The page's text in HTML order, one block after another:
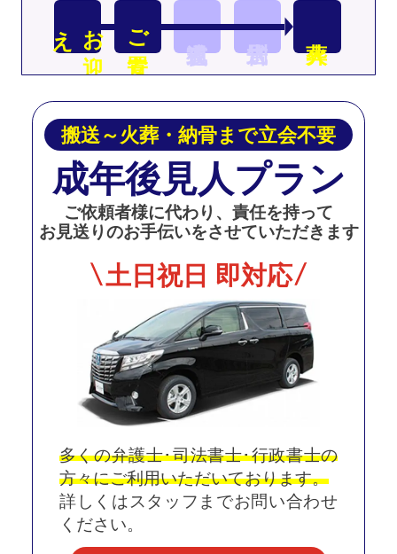
お
迎
え ご安置
搬送～火葬・納骨まで立会不要
成年後見人プラン
ご依頼者様に代わり、責任を持って
お見送りのお手伝いをさせていただきます
土日祝日 即対応
多くの弁護士･司法書士･行政書士の
方々にご利用いただいております。
詳しくはスタッフまでお問い合わせ
ください。